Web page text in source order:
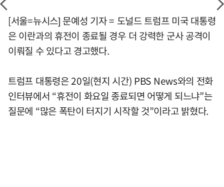
[서울=뉴시스] 문예성 기자 = 도널드 트럼프 미국 대통령
은 이란과의 휴전이 종료될 경우 더 강력한 군사 공격이
이뤄질 수 있다고 경고했다.
트럼프 대통령은 20일(현지 시간) PBS News와의 전화
인터뷰에서 “휴전이 화요일 종료되면 어떻게 되느냐”는
질문에 “많은 폭탄이 터지기 시작할 것”이라고 밝혔다.